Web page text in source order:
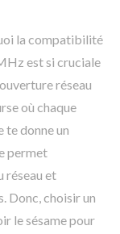
la compatibilité
est si cruciale
réseau
où chaque
donne un
permet
réseau et
Donc, choisir un
le sésame pour